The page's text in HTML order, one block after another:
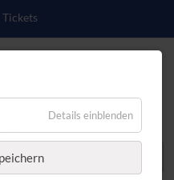
Tickets
Details einblenden